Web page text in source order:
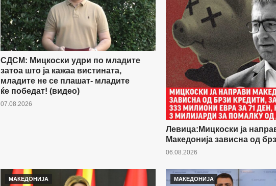
СДСМ: Мицкоски удри по младите
затоа што ја кажаа вистината,
младите не се плашат- младите
ќе победат! (видео)
07.08.2026
Левица:Мицкоски ја
Македонија зависна од
06.08.2026
МАКЕДОНИЈА МАКЕДОНИЈА